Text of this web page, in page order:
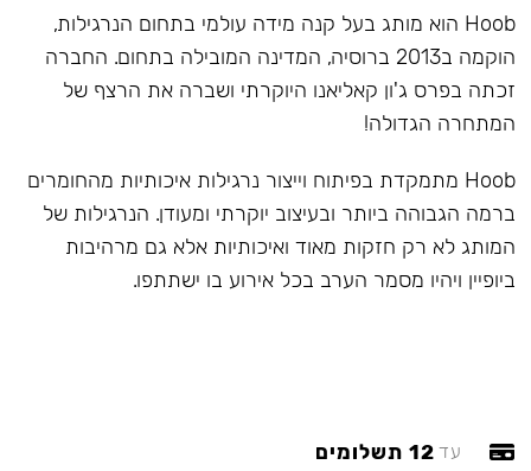
Hoob הוא מותג בעל קנה מידה עולמי בתחום הנרגילות,
הוקמה ב2013 ברוסיה, המדינה המובילה בתחום. החברה
זכתה בפרס ג'ון קאליאנו היוקרתי ושברה את הרצף של
המתחרה הגדולה!
Hoob מתמקדת בפיתוח וייצור נרגילות איכותיות מהחומרים
ברמה הגבוהה ביותר ובעיצוב יוקרתי ומעודן. הנרגילות של
המותג לא רק חזקות מאוד ואיכותיות אלא גם מרהיבות
ביופיין ויהיו מסמר הערב בכל אירוע בו ישתתפו.
עד 12 תשלומים